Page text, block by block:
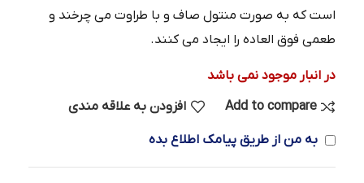
است که به صورت منتول صاف و با طراوت می چرخند و
طعمی فوق العاده را ایجاد می کنند.
در انبار موجود نمی باشد
Add to compare
افزودن به علاقه مندی
به من از طریق پیامک اطلاع بده